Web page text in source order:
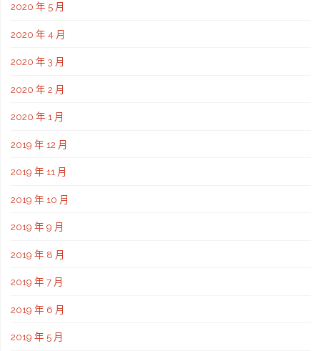
2020 年 5 月
2020 年 4 月
2020 年 3 月
2020 年 2 月
2020 年 1 月
2019 年 12 月
2019 年 11 月
2019 年 10 月
2019 年 9 月
2019 年 8 月
2019 年 7 月
2019 年 6 月
2019 年 5 月